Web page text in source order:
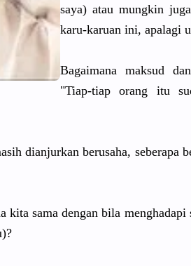
saya) atau mungkin
karu-karuan ini, apalagi
Bagaimana maksud
"Tiap-tiap orang itu
dianjurkan berusaha, seberapa
kita sama dengan bila